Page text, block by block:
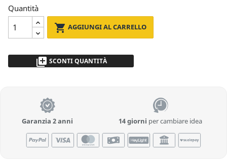
Quantità
 AGGIUNGI AL CARRELLO
library_add SCONTI QUANTITÀ
Garanzia 2 anni 14 giorni per cambiare idea